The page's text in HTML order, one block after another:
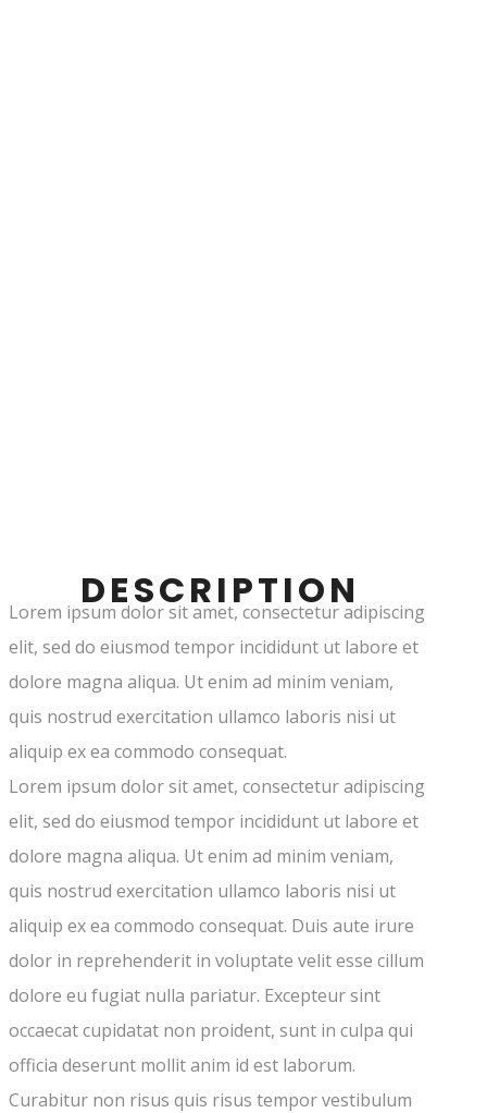
DESCRIPTION
Lorem ipsum dolor sit amet, consectetur adipiscing
elit, sed do eiusmod tempor incididunt ut labore et
dolore magna aliqua. Ut enim ad minim veniam,
quis nostrud exercitation ullamco laboris nisi ut
aliquip ex ea commodo consequat.
Lorem ipsum dolor sit amet, consectetur adipiscing
elit, sed do eiusmod tempor incididunt ut labore et
dolore magna aliqua. Ut enim ad minim veniam,
quis nostrud exercitation ullamco laboris nisi ut
aliquip ex ea commodo consequat. Duis aute irure
dolor in reprehenderit in voluptate velit esse cillum
dolore eu fugiat nulla pariatur. Excepteur sint
occaecat cupidatat non proident, sunt in culpa qui
officia deserunt mollit anim id est laborum.
Curabitur non risus quis risus tempor vestibulum